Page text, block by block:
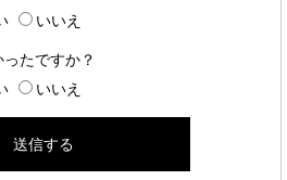
いいえ
たですか？
いいえ